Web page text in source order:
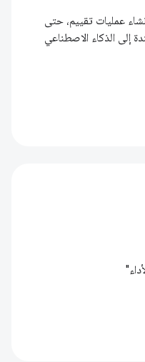
عمليات تقييم، حتى
إلى الذكاء الاصطناعي